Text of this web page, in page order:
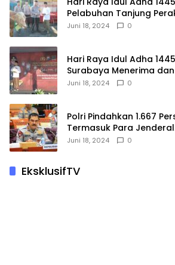
Pelabuhan Tanjung
Hewan Korban.
Juni 18, 2024 0
Hari Raya Idul Adha
Surabaya Menerima
Hewan Kurban
Juni 18, 2024 0
Polri Pindahkan 1.667
Termasuk Para
Juni 18, 2024 0
EksklusifTV